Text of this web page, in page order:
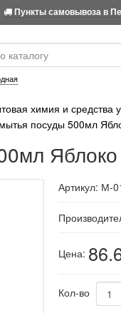
Пункты самовывоза в
химия и средства
посуды 500мл
Артикул: М-
Цена:
Кол-во